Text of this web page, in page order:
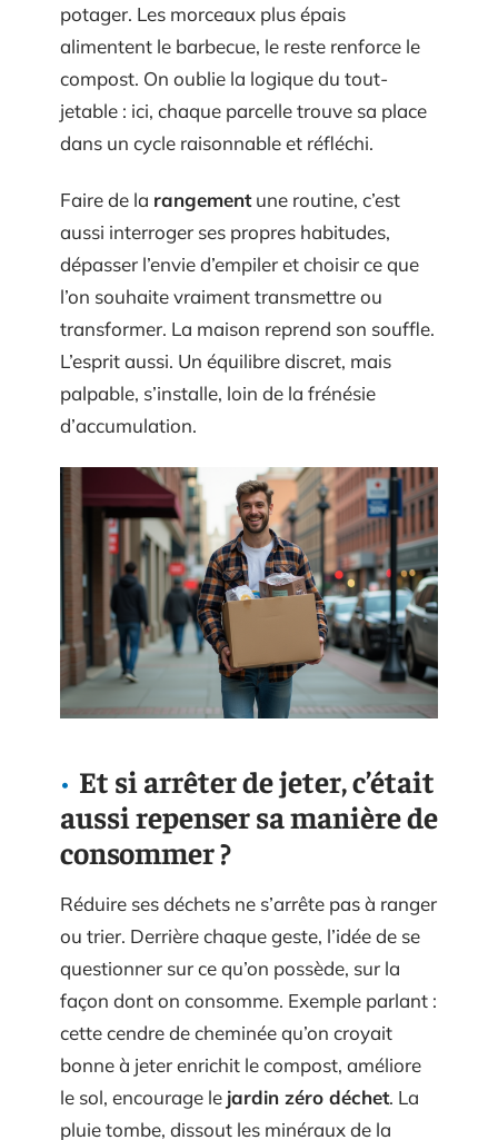
potager. Les morceaux plus épais
alimentent le barbecue, le reste renforce le
compost. On oublie la logique du tout-
jetable : ici, chaque parcelle trouve sa place
dans un cycle raisonnable et réfléchi.
Faire de la rangementune routine, c’est
aussi interroger ses propres habitudes,
dépasser l’envie d’empiler et choisir ce que
l’on souhaite vraiment transmettre ou
transformer. La maison reprend son souffle.
L’esprit aussi. Un équilibre discret, mais
palpable, s’installe, loin de la frénésie
d’accumulation.
Et si arrêter de jeter, c’était
aussi repenser sa manière de
consommer ?
Réduire ses déchets ne s’arrête pas à ranger
ou trier. Derrière chaque geste, l’idée de se
questionner sur ce qu’on possède, sur la
façon dont on consomme. Exemple parlant :
cette cendre de cheminée qu’on croyait
bonne à jeter enrichit le compost, améliore
le sol, encourage le jardin zéro déchet. La
pluie tombe, dissout les minéraux de la